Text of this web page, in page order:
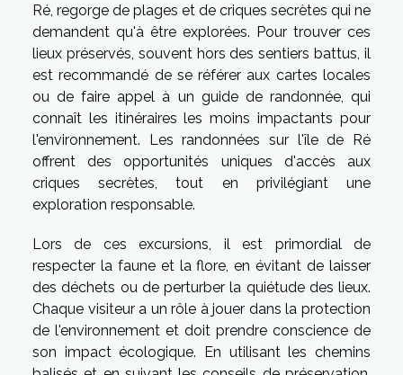
Ré, regorge de plages et de criques secrètes qui ne
demandent qu'à être explorées. Pour trouver ces
lieux préservés, souvent hors des sentiers battus, il
est recommandé de se référer aux cartes locales
ou de faire appel à un guide de randonnée, qui
connaît les itinéraires les moins impactants pour
l'environnement. Les randonnées sur l'île de Ré
offrent des opportunités uniques d'accès aux
criques secrètes, tout en privilégiant une
exploration responsable.
Lors de ces excursions, il est primordial de
respecter la faune et la flore, en évitant de laisser
des déchets ou de perturber la quiétude des lieux.
Chaque visiteur a un rôle à jouer dans la protection
de l'environnement et doit prendre conscience de
son impact écologique. En utilisant les chemins